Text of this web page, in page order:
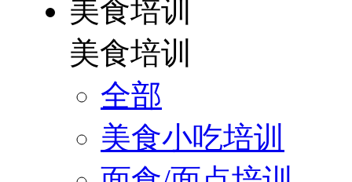
美食培训
美食培训
全部
美食小吃培训